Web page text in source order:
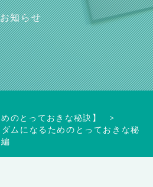
お知らせ
のとっておきな秘訣】
ムになるためのとっておきな秘